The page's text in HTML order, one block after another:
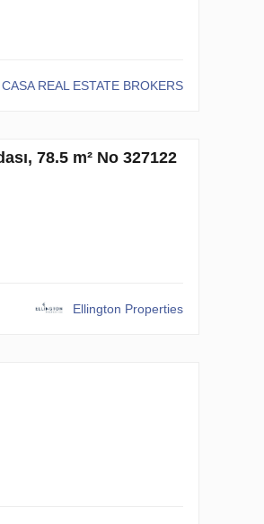
REAL ESTATE BROKERS
78.5 m² No 327122
Ellington Properties